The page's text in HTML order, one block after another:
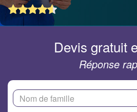
Devis gratuit
Réponse